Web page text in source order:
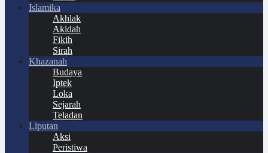
Islamika
Akhlak
Akidah
Fikih
Sirah
Khazanah
Budaya
Iptek
Loka
Sejarah
Teladan
Liputan
Aksi
Peristiwa